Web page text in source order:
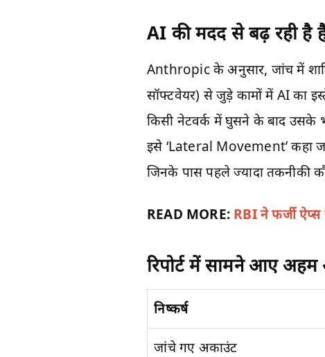
AI की मदद से बढ़ रही है
Anthropic के अनुसार, जांच में
सॉफ्टवेयर) से जुड़े कामों में AI का
किसी नेटवर्क में घुसने के बाद उसके
इसे ‘Lateral Movement’ कहा
जिनके पास पहले ज्यादा तकनीकी
READ MORE: RBI ने फर्जी
रिपोर्ट में सामने आए
निष्कर्ष
जांचे गए अकाउंट